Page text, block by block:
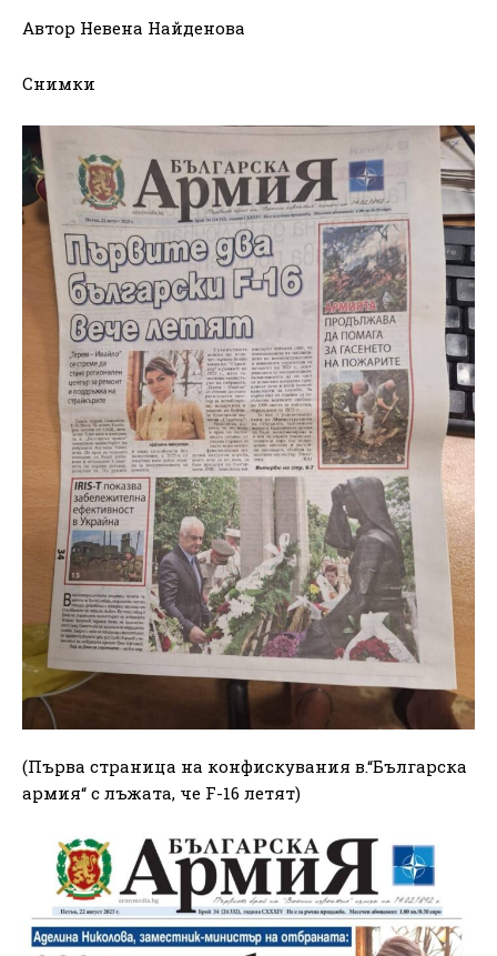
Автор Невена Найденова
Снимки
(Първа страница на конфискувания в.“Българска
армия“ с лъжата, че F-16 летят)